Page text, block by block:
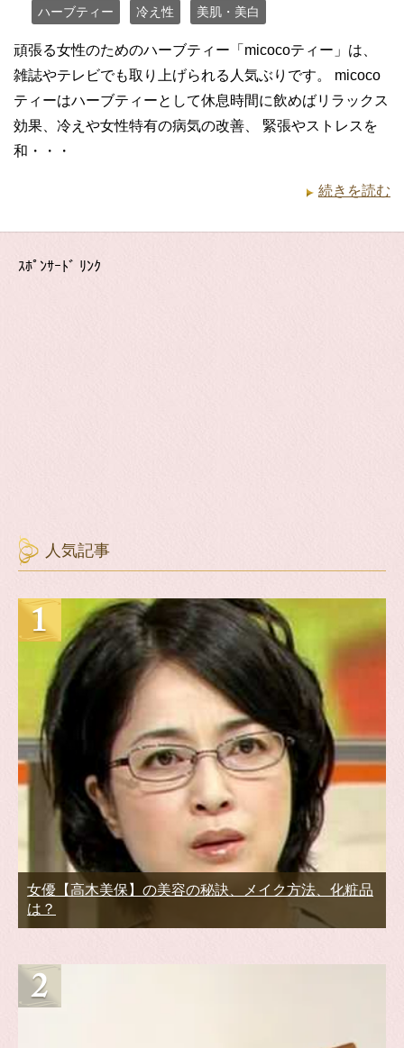
ハーブティー 冷え性 美肌・美白
頑張る女性のためのハーブティー「micocoティー」は、
雑誌やテレビでも取り上げられる人気ぶりです。 micoco
ティーはハーブティーとして休息時間に飲めばリラックス
効果、冷えや女性特有の病気の改善、 緊張やストレスを
和・・・
続きを読む
ｽﾎﾟﾝｻｰﾄﾞ ﾘﾝｸ
人気記事
女優【高木美保】の美容の秘訣、メイク方法、化粧品
は？